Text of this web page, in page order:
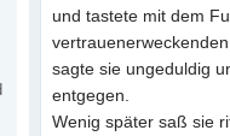
und tastete mit dem
sagte sie ungeduldig
entgegen.
Wenig später saß sie